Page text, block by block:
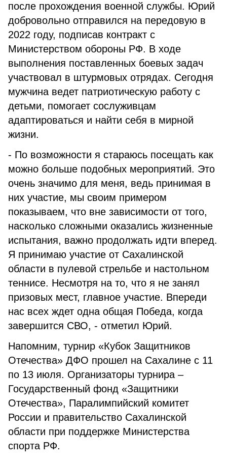
после прохождения военной службы. Юрий
добровольно отправился на передовую в
2022 году, подписав контракт с
Министерством обороны РФ. В ходе
выполнения поставленных боевых задач
участвовал в штурмовых отрядах. Сегодня
мужчина ведет патриотическую работу с
детьми, помогает сослуживцам
адаптироваться и найти себя в мирной
жизни.
- По возможности я стараюсь посещать как
можно больше подобных мероприятий. Это
очень значимо для меня, ведь принимая в
них участие, мы своим примером
показываем, что вне зависимости от того,
насколько сложными оказались жизненные
испытания, важно продолжать идти вперед.
Я принимаю участие от Сахалинской
области в пулевой стрельбе и настольном
теннисе. Несмотря на то, что я не занял
призовых мест, главное участие. Впереди
нас всех ждет одна общая Победа, когда
завершится СВО, - отметил Юрий.
Напомним, турнир «Кубок Защитников
Отечества» ДФО прошел на Сахалине с 11
по 13 июля. Организаторы турнира –
Государственный фонд «Защитники
Отечества», Паралимпийский комитет
России и правительство Сахалинской
области при поддержке Министерства
спорта РФ.